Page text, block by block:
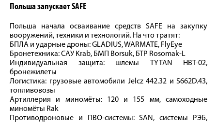
Польша запускает SAFE
Польша начала осваивание средств SAFE на закупку
вооружений, техники и технологий. На что тратят:
БПЛА и ударные дроны: GLADIUS, WARMATE, FlyEye
Бронетехника: САУ Krab, БМП Borsuk, БТР Rosomak-L
Индивидуальная защита: шлемы TYTAN HBT-02,
бронежилеты
Логистика: грузовые автомобили Jelcz 442.32 и S662D.43,
топливовозы
Артиллерия и миномёты: 120 и 155 мм, самоходные
миномёты Rak
Противодроновые и ПВО-системы: SAN, системы РЭБ,